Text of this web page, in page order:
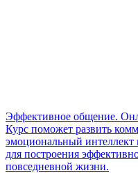
Эффективное общение.
Курс поможет развить
эмоциональный
для построения
повседневной жизни.